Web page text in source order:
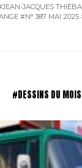
JACQUES
#N° 387 MAI 2025
#DESSINS DU MOIS